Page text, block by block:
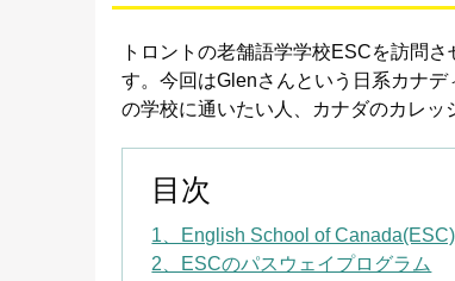
トロントの老舗語学学校ESCを訪問
す。今回はGlenさんという日系カナ
の学校に通いたい人、カナダのカレッ
目次
1、English School of
2、ESCのパスウェイプログラム